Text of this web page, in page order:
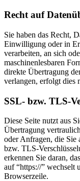
Recht auf
Sie haben das Recht,
Einwilligung oder in
verarbeiten, an sich
maschinenlesbaren
direkte Übertragung
verlangen, erfolgt dies
SSL- bzw. TLS-
Diese Seite nutzt aus
Übertragung
oder Anfragen, die Sie
bzw. TLS-
erkennen Sie daran,
auf “https://” wechselt
Browserzeile.